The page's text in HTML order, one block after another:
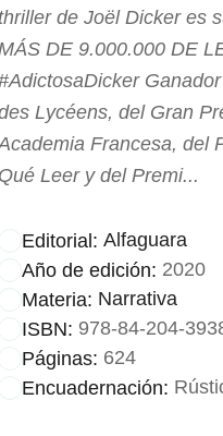
thriller de Joël Dicker es
MÁS DE 9.000.000 DE
Lycéens, del Gran
Francesa, del
Qué Leer y del Premi...
Editorial: Alfaguara
Año de edición: 2020
Materia: Narrativa
ISBN: 978-84-204-
Páginas: 624
Encuadernación: